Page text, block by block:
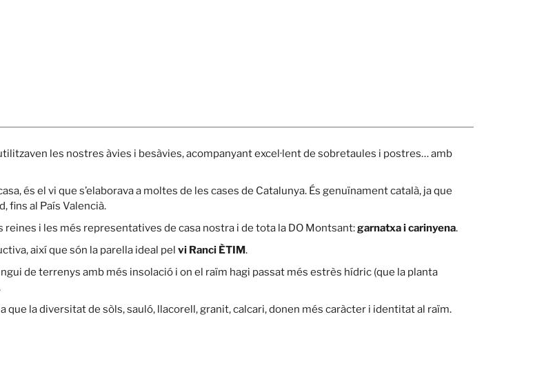
les nostres àvies i besàvies, acompanyant excel·lent de sobretaules i postres… amb
és el vi que s’elaborava a moltes de les cases de Catalunya. És genuïnament català, ja que
fins al País Valencià.
i les més representatives de casa nostra i de tota la DO Montsant:garnatxa i carinyena.
així que són la parella ideal pel vi Ranci ÈTIM.
de terrenys amb més insolació i on el raïm hagi passat més estrès hídric (que la planta
la diversitat de sòls, sauló, llacorell, granit, calcari, donen més caràcter i identitat al raïm.